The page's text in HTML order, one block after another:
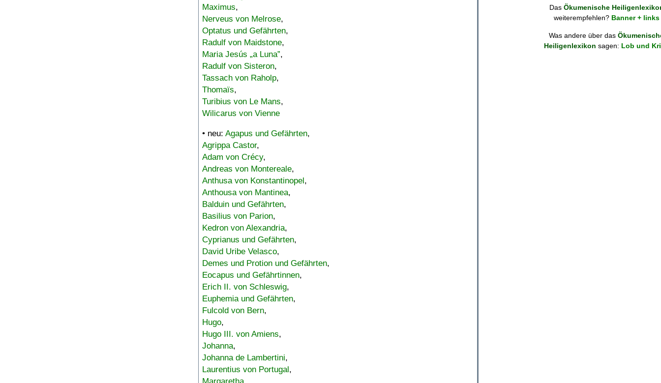
Maximus,
Nerveus von Melrose,
Optatus und Gefährten,
Radulf von Maidstone,
Maria Jesús „a Luna”,
Radulf von Sisteron,
Tassach von Raholp,
Thomaïs,
Turibius von Le Mans,
Wilicarus von Vienne
• neu: Agapus und Gefährten,
Agrippa Castor,
Adam von Crécy,
Andreas von Montereale,
Anthusa von Konstantinopel,
Anthousa von Mantinea,
Balduin und Gefährten,
Basilius von Parion,
Kedron von Alexandria,
Cyprianus und Gefährten,
David Uribe Velasco,
Demes und Protion und Gefährten,
Eocapus und Gefährtinnen,
Erich II. von Schleswig,
Euphemia und Gefährten,
Fulcold von Bern,
Hugo,
Hugo III. von Amiens,
Johanna,
Johanna de Lambertini,
Laurentius von Portugal,
Das Ökumenische
weiterempfehlen? Banner + links
Was andere über das
Heiligenlexikon sagen: Lob und